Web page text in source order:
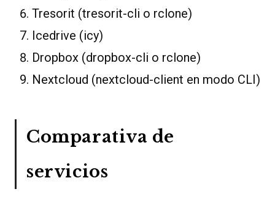
Tresorit (tresorit-cli o rclone)
Icedrive (icy)
Dropbox (dropbox-cli o rclone)
Nextcloud (nextcloud-client en modo CLI)
Comparativa de
servicios